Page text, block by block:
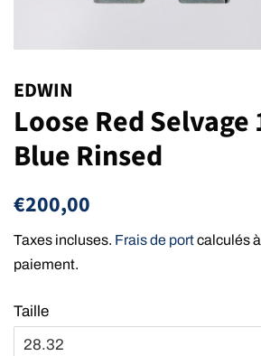
EDWIN
Loose Red Selvage
Blue Rinsed
Prix
€200,00
Taxes incluses. Frais de portcalculés
paiement.
Taille